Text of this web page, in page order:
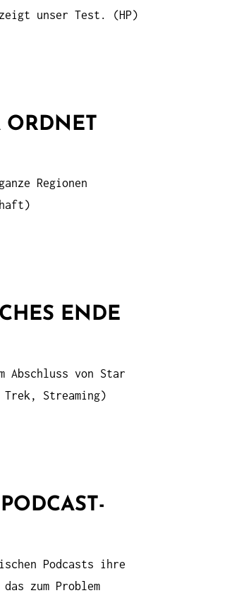
unser Test. (HP)
ORDNET
Regionen
ENDE
von Star
Streaming)
Podcasts ihre
zum Problem